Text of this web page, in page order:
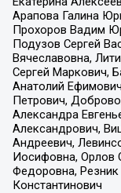
Арапова Галина
Прохоров Вадим
Подузов Сергей
Вячеславовна,
Сергей Маркович,
Анатолий
Петрович,
Александра
Александрович,
Андреевич,
Иосифовна, Орлов
Федоровна,
Константинович